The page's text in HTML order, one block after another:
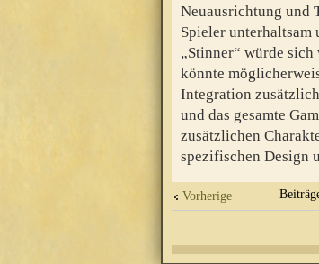
Neuausrichtung und
Spieler unterhaltsam
„Stinner“ würde
könnte
Integration
und das gesamte
zusätzlichen
spezifischen Design
Vorherige